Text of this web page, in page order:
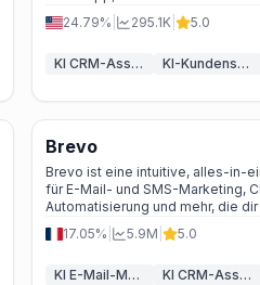
Kundenbindung und Umsatz zu
24.79% 295.1K 5.0
KI CRM-Assistent KI-Kundenservice-Assistent
Brevo
Brevo ist eine intuitive, alles-in-
für E-Mail- und SMS-Marketing,
Automatisierung und mehr, die
Kampagnen zu vereinfachen und
Kundenbindung zu verbessern.
17.05% 5.9M 5.0
KI E-Mail-Marketing KI CRM-Assistent